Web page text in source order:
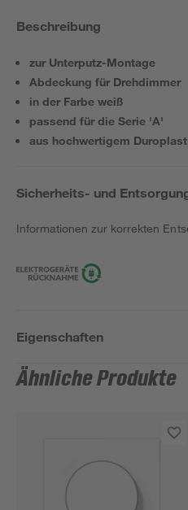
Beschreibung
zur Unterputz-Montage
Abdeckung für Drehdimmer
in der Farbe weiß
passend für die Serie 'A'
aus hochwertigem Duroplast
Sicherheits- und
Informationen zur korrekten
Eigenschaften
Ähnliche Produkte